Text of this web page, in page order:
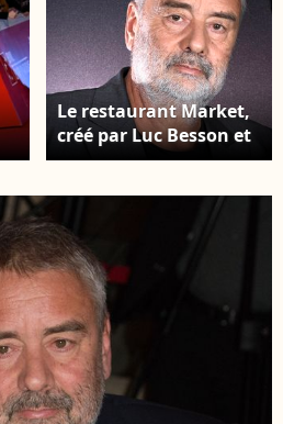
Le restaurant Market,
créé par Luc Besson et
le chef Jean-Georges
sur l’Avenue Matignon.
Exclusif - Luc Besson
lors de
l'enregistrement de
l'émission "Chez
Jordan de Luxe" à
Paris. © CEDRIC
PERRIN / BESTIMAGE